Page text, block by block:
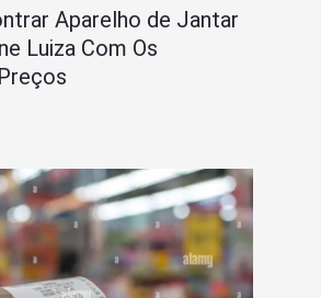
Aparelho de Jantar
Luiza Com Os